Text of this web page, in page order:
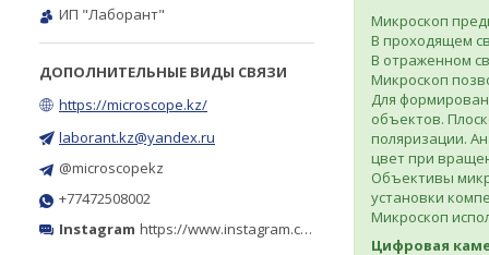
Микроскоп
В проходящем
В отраженном
Микроскоп
Для
объектов.
поляризации.
цвет при
Объективы
установки
Микроскоп
Цифровая
ИП "Лаборант"
https://microscope.kz/
laborant.kz@yandex.ru
@microscopekz
+77472508002
Instagram https://www.instagram.com/microscope.kz/